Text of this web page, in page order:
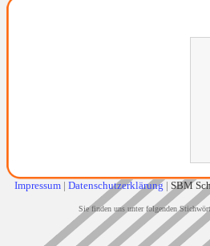
Impressum | Datenschutzerklärung | SBM
Sie finden uns unter folgenden